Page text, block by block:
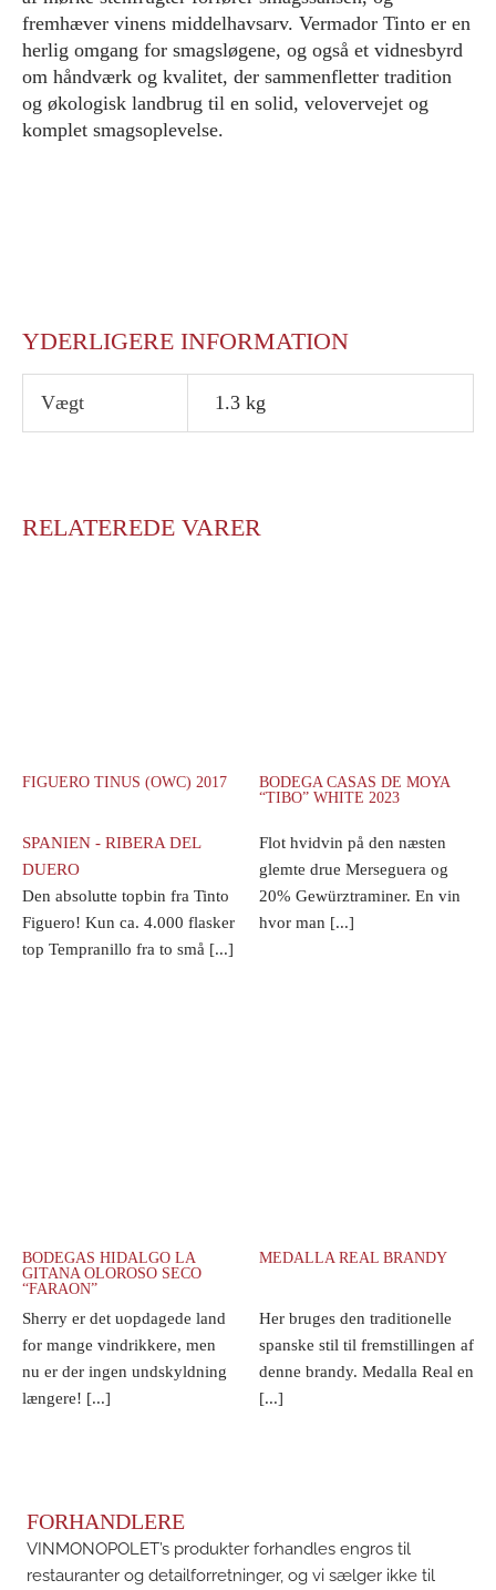
fremhæver vinens middelhavsarv. Vermador Tinto er en
herlig omgang for smagsløgene, og også et vidnesbyrd
om håndværk og kvalitet, der sammenfletter tradition
og økologisk landbrug til en solid, velovervejet og
komplet smagsoplevelse.
YDERLIGERE INFORMATION
Vægt 1.3 kg
RELATEREDE VARER
FIGUERO TINUS (OWC) 2017
SPANIEN - RIBERA DEL
DUERO
Den absolutte topbin fra Tinto
Figuero! Kun ca. 4.000 flasker
top Tempranillo fra to små [...]
BODEGA CASAS DE MOYA
“TIBO” WHITE 2023
Flot hvidvin på den næsten
glemte drue Merseguera og
20% Gewürztraminer. En vin
hvor man [...]
BODEGAS HIDALGO LA
GITANA OLOROSO SECO
“FARAON”
Sherry er det uopdagede land
for mange vindrikkere, men
nu er der ingen undskyldning
længere! [...]
MEDALLA REAL BRANDY
Her bruges den traditionelle
spanske stil til fremstillingen af
denne brandy. Medalla Real en
[...]
FORHANDLERE
VINMONOPOLET’s produkter forhandles engros til
restauranter og detailforretninger, og vi sælger ikke til